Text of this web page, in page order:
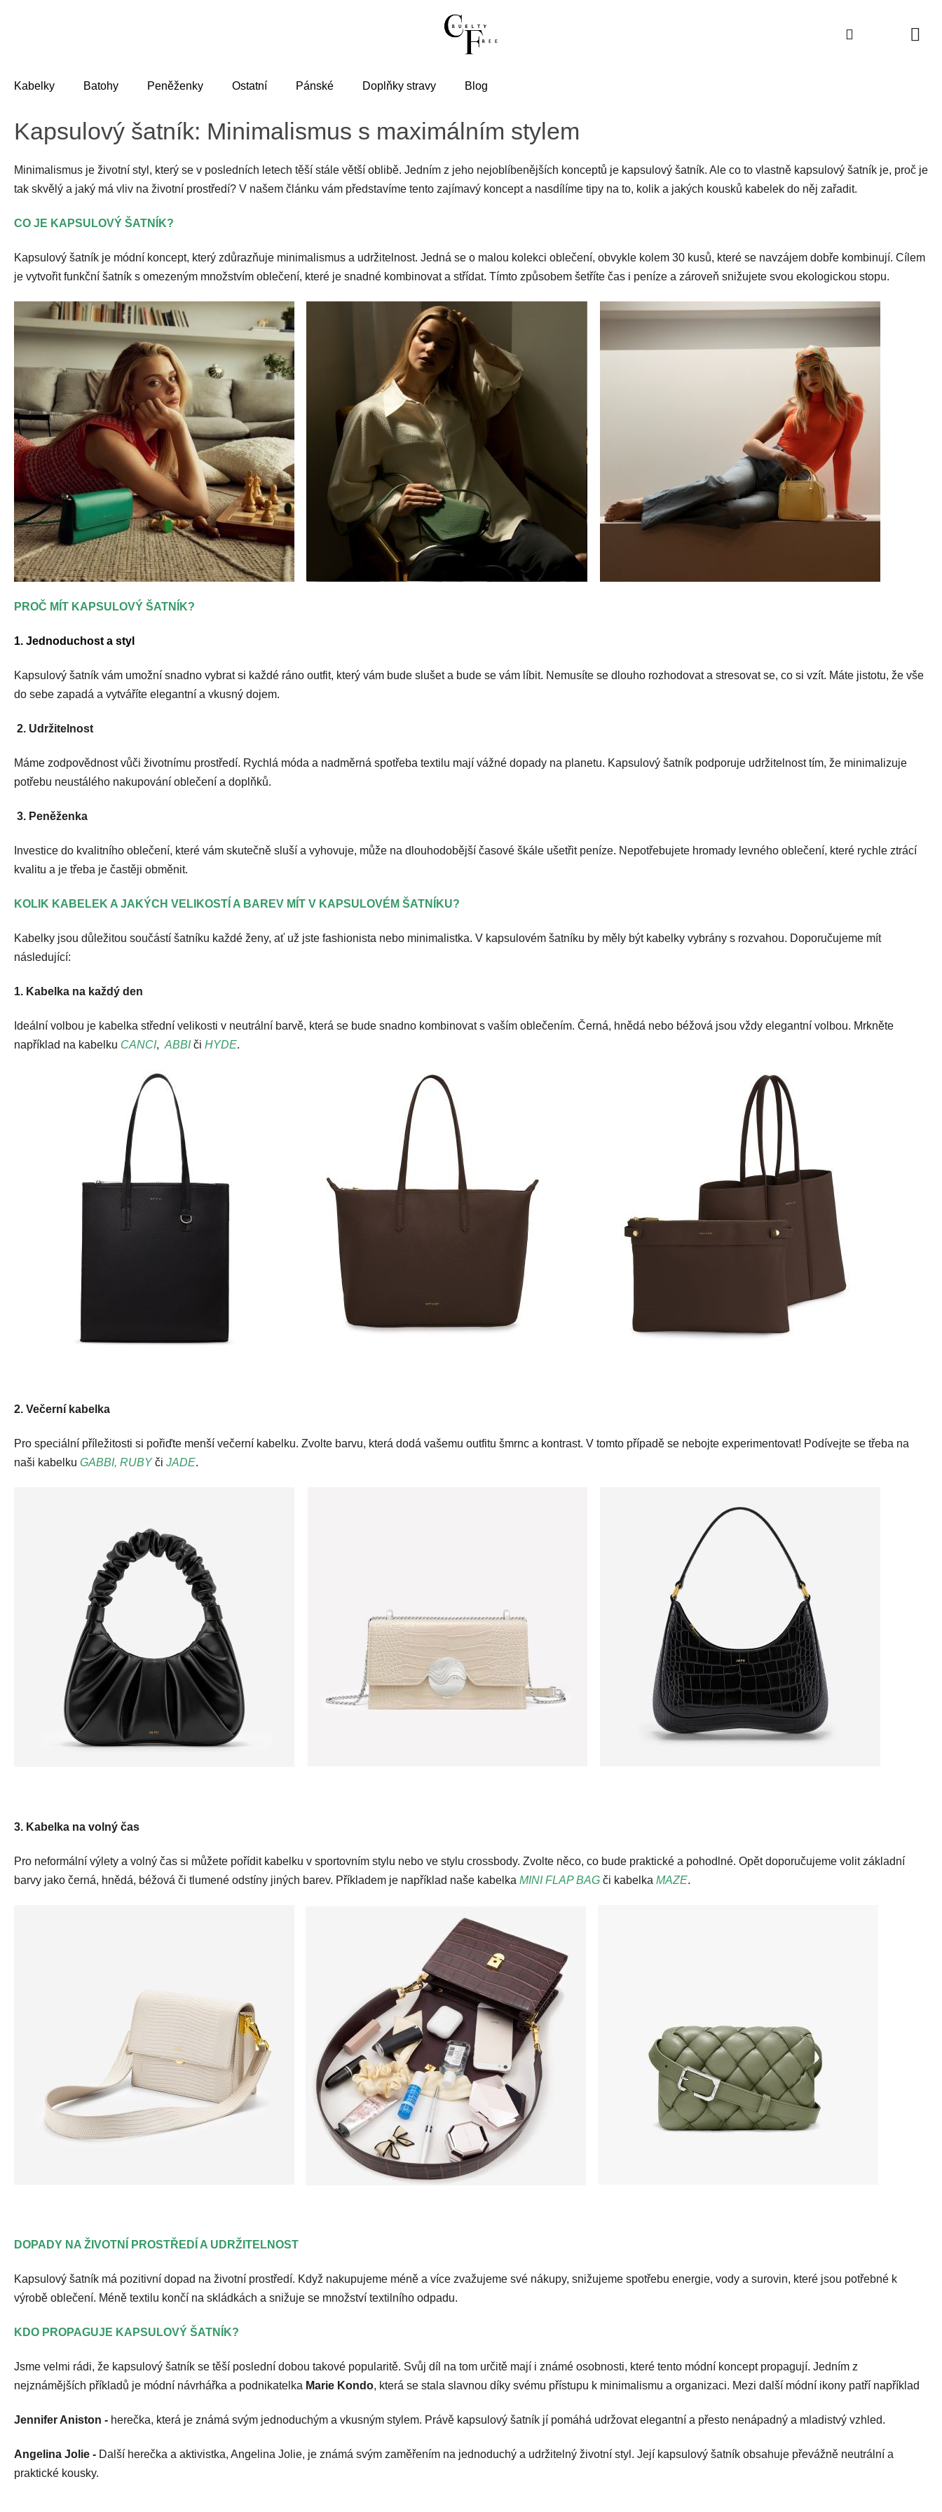
Hledat
Kabelky Batohy Peněženky Ostatní Pánské Doplňky stravy Blog
Kapsulový šatník: Minimalismus s maximálním stylem
Minimalismus je životní styl, který se v posledních letech těší stále větší oblibě. Jedním z jeho nejoblíbenějších konceptů je kapsulový šatník. Ale co to vlastně kapsulový šatník je, proč je
tak skvělý a jaký má vliv na životní prostředí? V našem článku vám představíme tento zajímavý koncept a nasdílíme tipy na to, kolik a jakých kousků kabelek do něj zařadit.
CO JE KAPSULOVÝ ŠATNÍK?
Kapsulový šatník je módní koncept, který zdůrazňuje minimalismus a udržitelnost. Jedná se o malou kolekci oblečení, obvykle kolem 30 kusů, které se navzájem dobře kombinují. Cílem
je vytvořit funkční šatník s omezeným množstvím oblečení, které je snadné kombinovat a střídat. Tímto způsobem šetříte čas i peníze a zároveň snižujete svou ekologickou stopu.
PROČ MÍT KAPSULOVÝ ŠATNÍK?
1. Jednoduchost a styl
Kapsulový šatník vám umožní snadno vybrat si každé ráno outfit, který vám bude slušet a bude se vám líbit. Nemusíte se dlouho rozhodovat a stresovat se, co si vzít. Máte jistotu, že vše
do sebe zapadá a vytváříte elegantní a vkusný dojem.
2. Udržitelnost
Máme zodpovědnost vůči životnímu prostředí. Rychlá móda a nadměrná spotřeba textilu mají vážné dopady na planetu. Kapsulový šatník podporuje udržitelnost tím, že minimalizuje
potřebu neustálého nakupování oblečení a doplňků.
3. Peněženka
Investice do kvalitního oblečení, které vám skutečně sluší a vyhovuje, může na dlouhodobější časové škále ušetřit peníze. Nepotřebujete hromady levného oblečení, které rychle ztrácí
kvalitu a je třeba je častěji obměnit.
KOLIK KABELEK A JAKÝCH VELIKOSTÍ A BAREV MÍT V KAPSULOVÉM ŠATNÍKU?
Kabelky jsou důležitou součástí šatníku každé ženy, ať už jste fashionista nebo minimalistka. V kapsulovém šatníku by měly být kabelky vybrány s rozvahou. Doporučujeme mít
následující:
1. Kabelka na každý den
Ideální volbou je kabelka střední velikosti v neutrální barvě, která se bude snadno kombinovat s vaším oblečením. Černá, hnědá nebo béžová jsou vždy elegantní volbou. Mrkněte
například na kabelku CANCI, ABBIči HYDE.
2. Večerní kabelka
Pro speciální příležitosti si pořiďte menší večerní kabelku. Zvolte barvu, která dodá vašemu outfitu šmrnc a kontrast. V tomto případě se nebojte experimentovat! Podívejte se třeba na
naši kabelku GABBI, RUBYči JADE.
3. Kabelka na volný čas
Pro neformální výlety a volný čas si můžete pořídit kabelku v sportovním stylu nebo ve stylu crossbody. Zvolte něco, co bude praktické a pohodlné. Opět doporučujeme volit základní
barvy jako černá, hnědá, béžová či tlumené odstíny jiných barev. Příkladem je například naše kabelka MINI FLAP BAG či kabelka MAZE.
DOPADY NA ŽIVOTNÍ PROSTŘEDÍ A UDRŽITELNOST
Kapsulový šatník má pozitivní dopad na životní prostředí. Když nakupujeme méně a více zvažujeme své nákupy, snižujeme spotřebu energie, vody a surovin, které jsou potřebné k
výrobě oblečení. Méně textilu končí na skládkách a snižuje se množství textilního odpadu.
KDO PROPAGUJE KAPSULOVÝ ŠATNÍK?
Jsme velmi rádi, že kapsulový šatník se těší poslední dobou takové popularitě. Svůj díl na tom určitě mají i známé osobnosti, které tento módní koncept propagují. Jedním z
nejznámějších příkladů je módní návrhářka a podnikatelka Marie Kondo, která se stala slavnou díky svému přístupu k minimalismu a organizaci. Mezi další módní ikony patří například
Jennifer Aniston - herečka, která je známá svým jednoduchým a vkusným stylem. Právě kapsulový šatník jí pomáhá udržovat elegantní a přesto nenápadný a mladistvý vzhled.
Angelina Jolie - Další herečka a aktivistka, Angelina Jolie, je známá svým zaměřením na jednoduchý a udržitelný životní styl. Její kapsulový šatník obsahuje převážně neutrální a
praktické kousky.